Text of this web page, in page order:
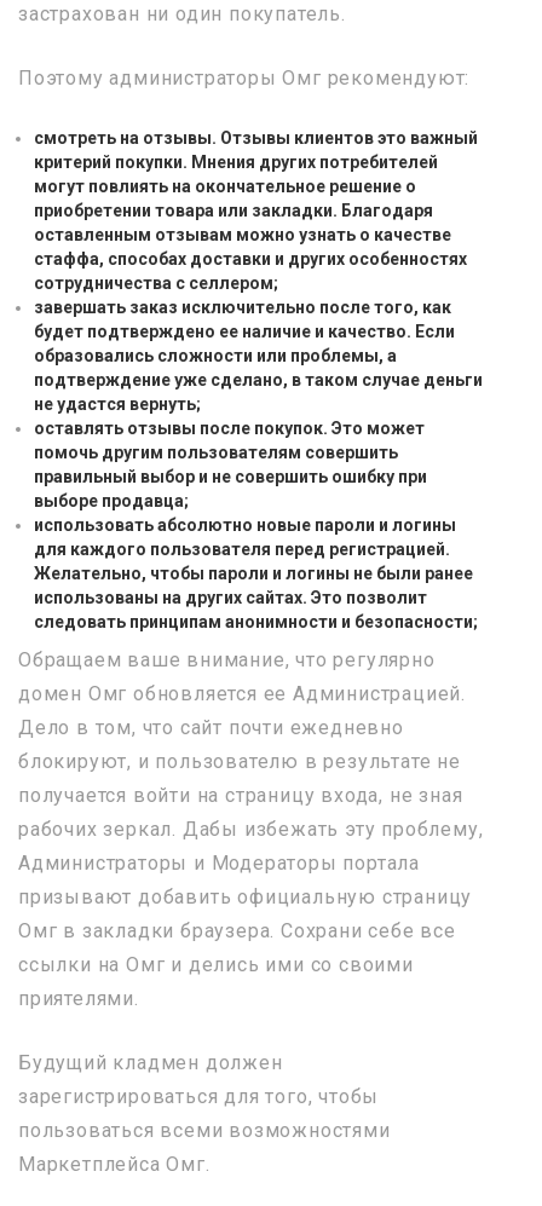
застрахован ни один покупатель.
Поэтому администраторы Омг рекомендуют:
смотреть на отзывы. Отзывы клиентов это важный
критерий покупки. Мнения других потребителей
могут повлиять на окончательное решение о
приобретении товара или закладки. Благодаря
оставленным отзывам можно узнать о качестве
стаффа, способах доставки и других особенностях
сотрудничества с селлером;
завершать заказ исключительно после того, как
будет подтверждено ее наличие и качество. Если
образовались сложности или проблемы, а
подтверждение уже сделано, в таком случае деньги
не удастся вернуть;
оставлять отзывы после покупок. Это может
помочь другим пользователям совершить
правильный выбор и не совершить ошибку при
выборе продавца;
использовать абсолютно новые пароли и логины
для каждого пользователя перед регистрацией.
Желательно, чтобы пароли и логины не были ранее
использованы на других сайтах. Это позволит
следовать принципам анонимности и безопасности;
Обращаем ваше внимание, что регулярно
домен Омг обновляется ее Администрацией.
Дело в том, что сайт почти ежедневно
блокируют, и пользователю в результате не
получается войти на страницу входа, не зная
рабочих зеркал. Дабы избежать эту проблему,
Администраторы и Модераторы портала
призывают добавить официальную страницу
Омг в закладки браузера. Сохрани себе все
ссылки на Омг и делись ими со своими
приятелями.
Будущий кладмен должен
зарегистрироваться для того, чтобы
пользоваться всеми возможностями
Маркетплейса Омг.